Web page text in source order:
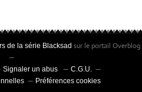
de la série Blacksad sur le portail Overblog
Signaler un abus
C.G.U.
Préférences cookies